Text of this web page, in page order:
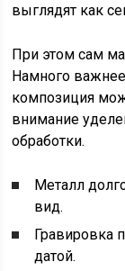
выглядят как
При этом сам
Намного
композиция
внимание
обработки.
Металл
вид.
Гравировка
датой.